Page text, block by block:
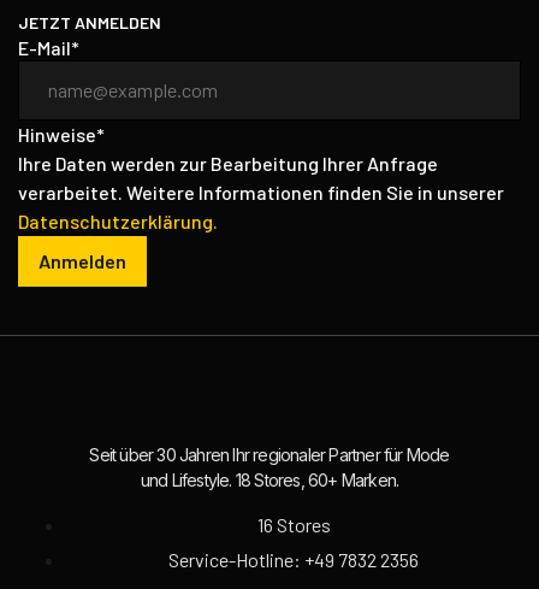
JETZT ANMELDEN
E-Mail*
Hinweise*
Ihre Daten werden zur Bearbeitung Ihrer Anfrage
verarbeitet. Weitere Informationen finden Sie in unserer
Datenschutzerklärung.
Anmelden
Seit über 30 Jahren Ihr regionaler Partner für Mode
und Lifestyle. 18 Stores, 60+ Marken.
16 Stores
Service-Hotline: +49 7832 2356